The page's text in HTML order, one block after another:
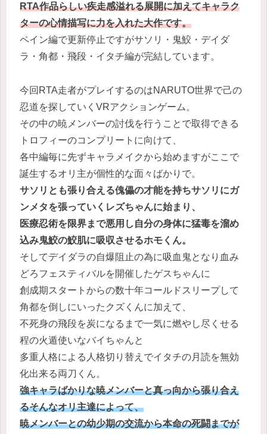
RTA作品らしい疾走感溢れる展開に加えてキャラク
ターの心情描写に力を入れた大作です。
ペイン編で更新停止ですがサソリ・鬼鮫・デイダ
ラ・角都・飛段・イタチ編が完結しています。
今回RTA走者がプレイするのはNARUTO世界で己の
忍道を探していくVRアクションゲーム。
その中の暁メンバーの討伐を行うことで取得できる
トロフィーのコンプリートに向けて、
各中編毎に先ずキャラメイクから始めますがここで
誕生するオリ主が個性的な面々ばかりで。
サソリとも張り合える傀儡の才能を持ちサソリにガ
ンメタを張っていくレズちゃんに始まり、
医療忍術を限界まで悪用し自分の身体に猛毒を溜め
込み鬼鮫の鮫肌に吸収させるホモくん。
そしてデイダラの自爆阻止の為に吸血鬼となり血み
どろフェスティバルを開催したゲスちゃんに
創成期スタートからの数十年コールドスリープして
角都を倒しにいったクズくんに加えて、
不死身の飛段を炭になるまで一気に燃やし尽くせる
程の火遁使いなバイちゃんと
多重人格による人格切り替えでイタチの月読を無効
化出来る両刀くん。
強キャラばかりな暁メンバーと真っ向から張り合え
るそんなオリ主達によって、
暁メンバーとの幼少期の交流から本命の死闘までが